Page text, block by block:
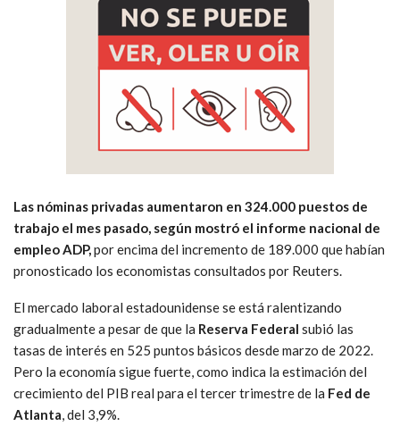
Las nóminas privadas aumentaron en 324.000 puestos de
trabajo el mes pasado, según mostró el informe nacional de
empleo ADP,por encima del incremento de 189.000 que habían
pronosticado los economistas consultados por Reuters.
El mercado laboral estadounidense se está ralentizando
gradualmente a pesar de que la Reserva Federal subió las
tasas de interés en 525 puntos básicos desde marzo de 2022.
Pero la economía sigue fuerte, como indica la estimación del
crecimiento del PIB real para el tercer trimestre de la Fed de
Atlanta, del 3,9%.